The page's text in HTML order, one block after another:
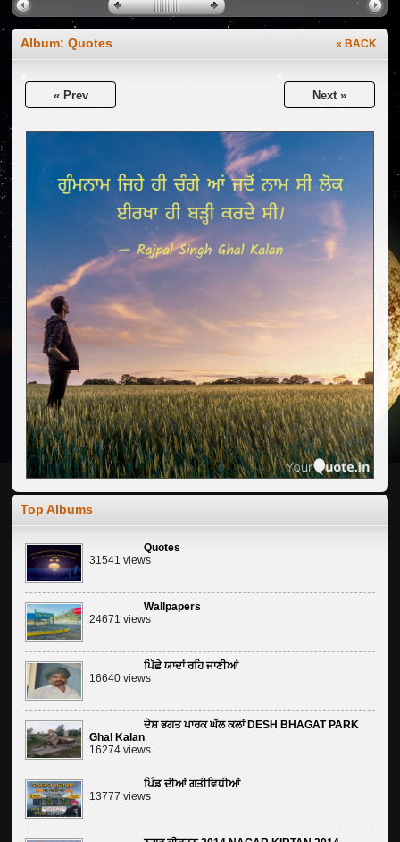
« BACK
Album:Quotes
« Prev Next »
Top Albums
Quotes
31541 views
Wallpapers
24671 views
ਪਿੱਛੇ ਯਾਦਾਂ ਰਹਿ ਜਾਣੀਆਂ
16640 views
ਦੇਸ਼ ਭਗਤ ਪਾਰਕ ਘੱਲ ਕਲਾਂ DESH BHAGAT PARK
Ghal Kalan
16274 views
ਪਿੰਡ ਦੀਆਂ ਗਤੀਵਿਧੀਆਂ
13777 views